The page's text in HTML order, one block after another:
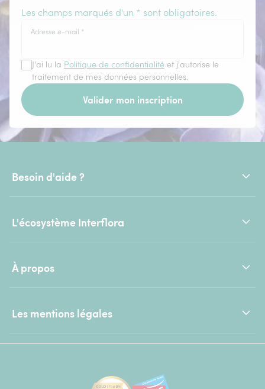
Les champs marqués d'un * sont obligatoires.
Adresse e-mail *
J'ai lu la Politique de confidentialité et j'autorise le
traitement de mes données personnelles.
Valider mon inscription
Besoin d'aide ?
L'écosystème Interflora
À propos
Les mentions légales